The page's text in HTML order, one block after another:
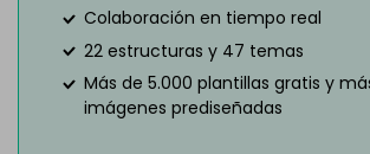
Colaboración en tiempo real
22 estructuras y 47 temas
Más de 5.000 plantillas gratis y
imágenes prediseñadas